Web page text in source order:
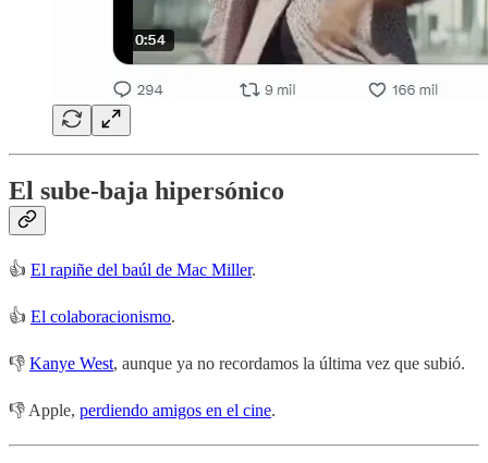
El sube-baja hipersónico
👍 El rapiñe del baúl de Mac Miller.
👍 El colaboracionismo.
👎 Kanye West, aunque ya no recordamos la última vez que subió.
👎 Apple, perdiendo amigos en el cine.